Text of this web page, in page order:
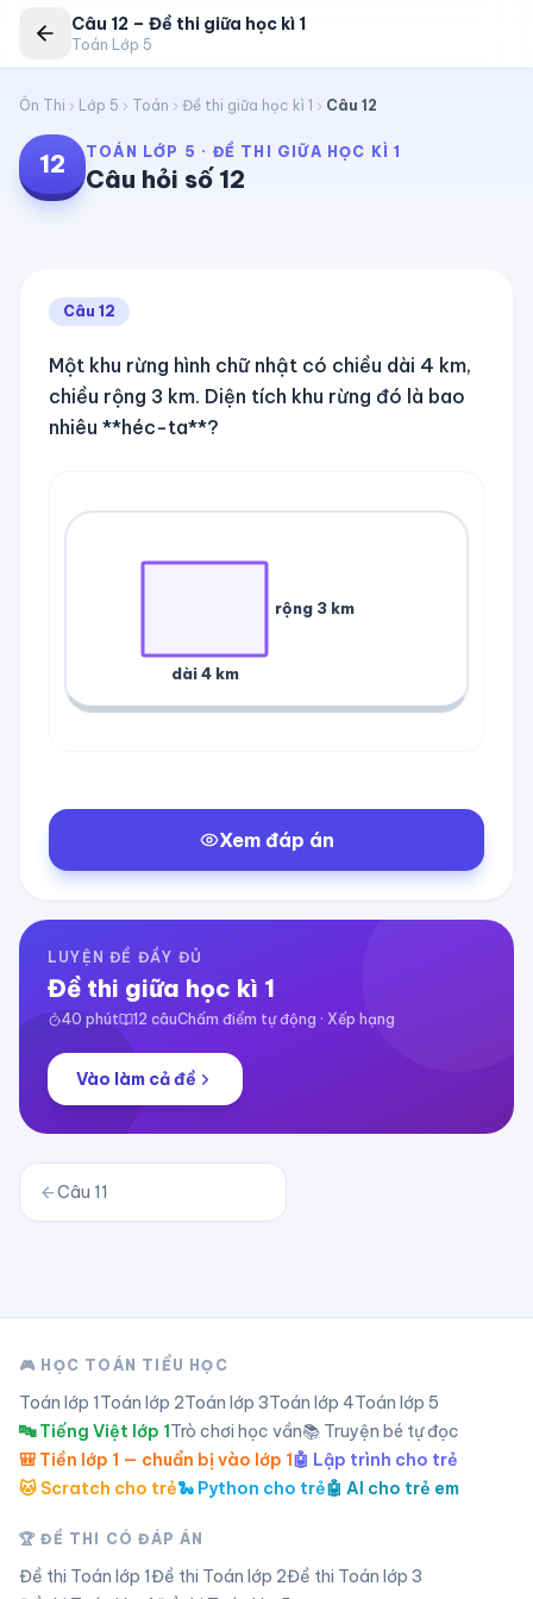
Câu 12 – Đề thi giữa học kì 1
Toán Lớp 5
Ôn Thi Lớp 5 Toán Đề thi giữa học kì 1 Câu 12
12 TOÁN LỚP 5 · ĐỀ THI GIỮA HỌC KÌ 1
Câu hỏi số 12
Câu 12
Một khu rừng hình chữ nhật có chiều dài 4 km,
chiều rộng 3 km. Diện tích khu rừng đó là bao
nhiêu **héc-ta**?
dài4 km
rộng 3 km
Xem đáp án
LUYỆN ĐỀ ĐẦY ĐỦ
Đề thi giữa học kì 1
40 phút 12 câuChấm điểm tự động · Xếp hạng
Vào làm cả đề
Câu 11
🎮 HỌC TOÁN TIỂU HỌC
Toán lớp 1Toán lớp 2Toán lớp 3Toán lớp 4Toán lớp 5
🔤 Tiếng Việt lớp 1Trò chơi học vần📚 Truyện bé tự đọc
🎒 Tiền lớp 1 — chuẩn bị vào lớp 1🤖 Lập trình cho trẻ
🐱 Scratch cho trẻ🐍 Python cho trẻ🤖 AI cho trẻ em
🏆 ĐỀ THI CÓ ĐÁP ÁN
Đề thi Toán lớp 1Đề thi Toán lớp 2Đề thi Toán lớp 3